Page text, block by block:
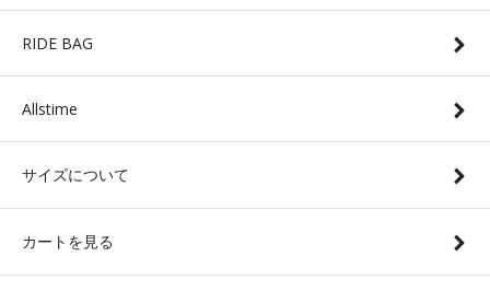
RIDE BAG
Allstime
サイズについて
カートを見る